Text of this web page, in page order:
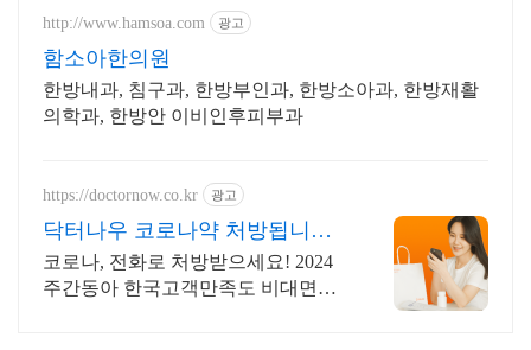
http://www.hamsoa.com 광고
함소아한의원
한방내과, 침구과, 한방부인과, 한방소아과, 한방재활
의학과, 한방안 이비인후피부과
https://doctornow.co.kr 광고
닥터나우 코로나약 처방됩니다
365일 24시간 진료가능
코로나, 전화로 처방받으세요! 2024
주간동아 한국고객만족도 비대면진